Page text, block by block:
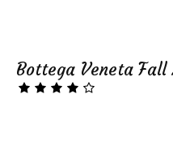
Bottega Veneta